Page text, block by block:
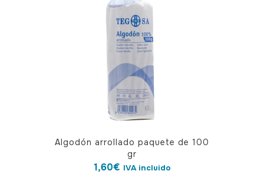
Algodón arrollado paquete de 100
gr
1,60€ IVA incluido